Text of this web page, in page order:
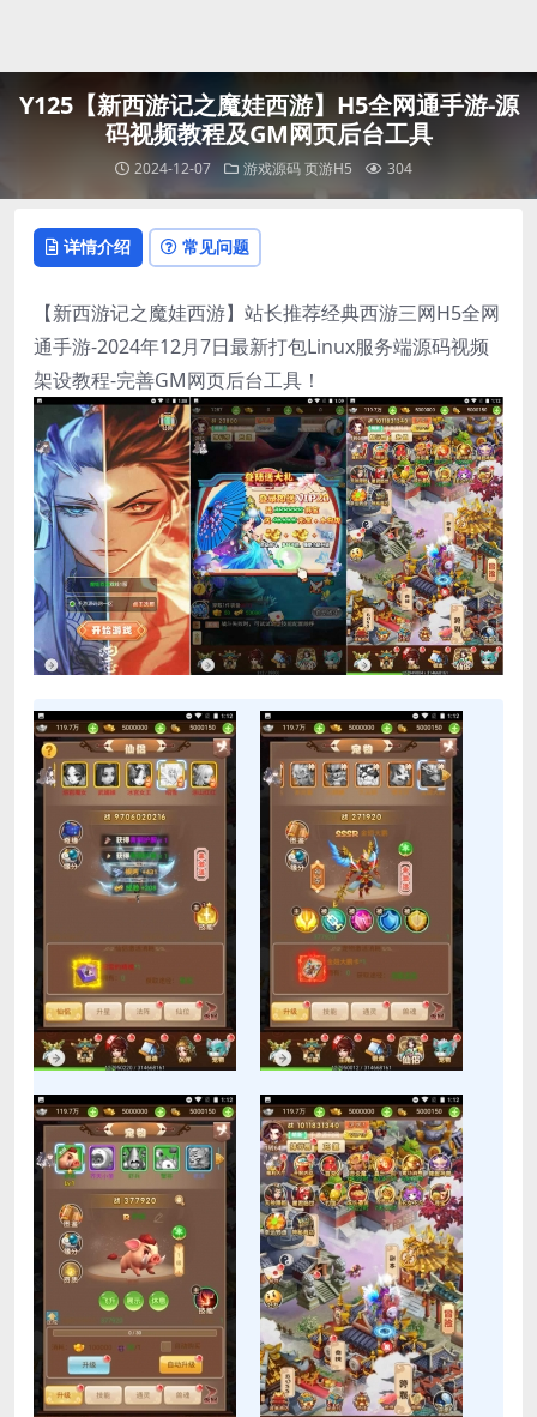
Y125【新西游记之魔娃西游】H5全网通手游-源
码视频教程及GM网页后台工具
2024-12-07 游戏源码页游H5 304
详情介绍 常见问题
【新西游记之魔娃西游】站长推荐经典西游三网H5全网
通手游-2024年12月7日最新打包Linux服务端源码视频
架设教程-完善GM网页后台工具！